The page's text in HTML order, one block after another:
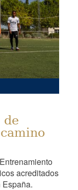
de
acreditados